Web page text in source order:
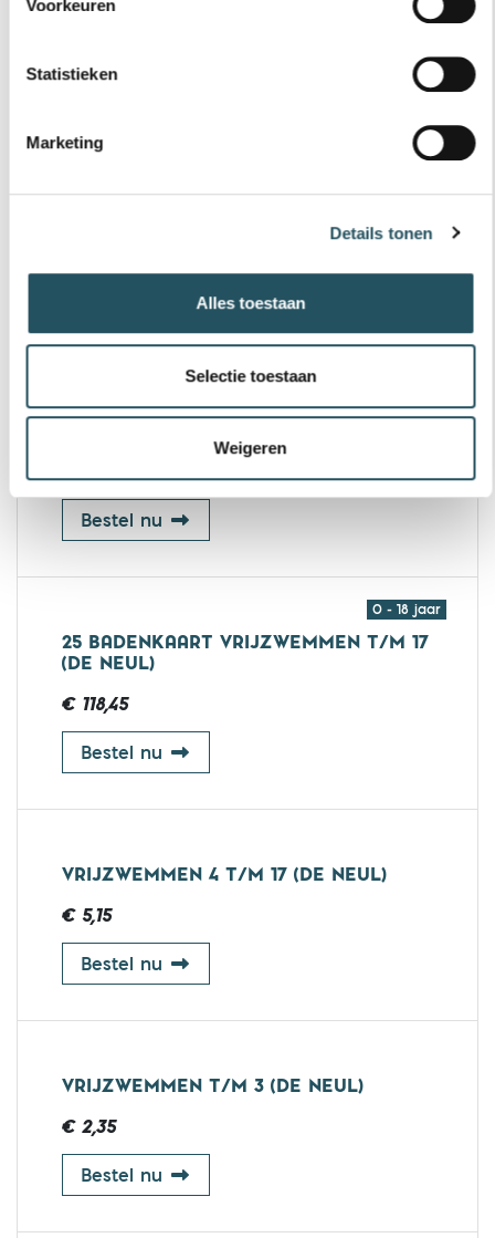
Voorkeuren
Statistieken
Marketing
Details tonen
Alles toestaan
Selectie toestaan
Weigeren
€ 149,50
25 badenkaart vrijzwemmen 18 t/m
67+ jaar
NEUL)
25 BADENKAART VRIJZWEMMEN 67+
Bestel nu 25 badenkaart vrijzwemmen 67+
0 - 18 jaar
25 BADENKAART VRIJZWEMMEN T/M 17
(DE NEUL)
€ 118,45
Bestel nu 25 badenkaart vrijzwemmen t/m 17
VRIJZWEMMEN 4 T/M 17 (DE NEUL)
€ 5,15
Bestel nu vrijzwemmen 4 t/m 17 (De Neul)
VRIJZWEMMEN T/M 3 (DE NEUL)
€ 2,35
Bestel nu vrijzwemmen t/m 3 (De Neul)